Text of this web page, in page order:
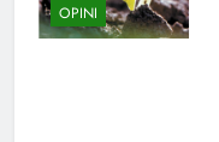
OPINI